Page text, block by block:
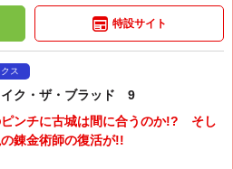
特設サイト
ス
イク・ザ・ブラッド 9
ンチに古城は間に合うのか!? そし
錬金術師の復活が!!